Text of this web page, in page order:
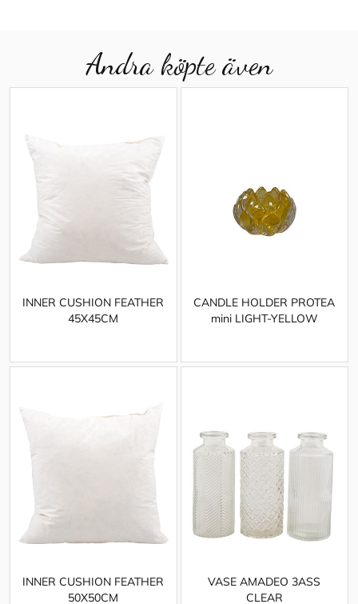
Andra köpte även
INNER CUSHION FEATHER
45X45CM
CANDLE HOLDER PROTEA
mini LIGHT-YELLOW
INNER CUSHION FEATHER
50X50CM
VASE AMADEO 3ASS
CLEAR